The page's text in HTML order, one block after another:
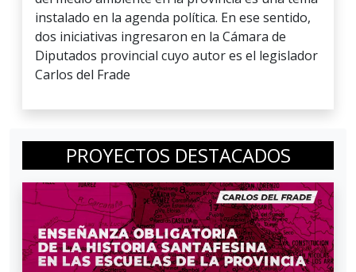
instalado en la agenda política. En ese sentido,
dos iniciativas ingresaron en la Cámara de
Diputados provincial cuyo autor es el legislador
Carlos del Frade
PROYECTOS DESTACADOS